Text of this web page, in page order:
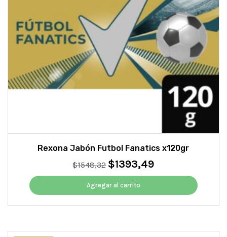
Rexona Jabón Futbol Fanatics x120gr
$1548,32 El
precio
original
era:
$1548,32.
$1393,49El
precio
es:
$1393,49.
Agregar al carrito